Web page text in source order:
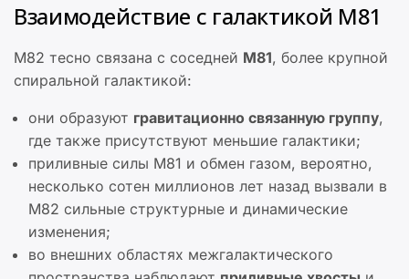
Взаимодействие с галактикой M81
M82 тесно связана с соседней M81, более крупной
спиральной галактикой:
они образуют гравитационно связанную группу,
где также присутствуют меньшие галактики;
приливные силы M81 и обмен газом, вероятно,
несколько сотен миллионов лет назад вызвали в
M82 сильные структурные и динамические
изменения;
во внешних областях межгалактического